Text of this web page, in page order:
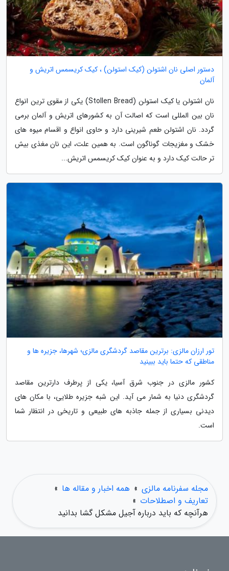
دستور اصلی نان اشتولن (کیک استولن) ، کیک کریسمس اتریش و
آلمان
نان اشتولن یا کیک استولن (Stollen Bread) یکی از مقوی ترین انواع
نان بین المللی است که اصالت آن به کشورهای اتریش و آلمان برمی
گردد. نان اشتولن طعم شیرینی دارد و حاوی انواع و اقسام میوه های
خشک و مغزیجات گوناگون است. به همین علت، این نان مغذی بیش
تر حالت کیک دارد و به عنوان کیک کریسمس اتریش...
تور ارزان مالزی: برترین مقاصد گردشگری مالزی؛ شهرها، جزیره ها و
مناطقی که حتما باید ببینید
کشور مالزی در جنوب شرق آسیا، یکی از پرطرف دارترین مقاصد
گردشگری دنیا به شمار می آید. این شبه جزیره طلایی، با مکان های
دیدنی بسیاری از جمله جاذبه های طبیعی و تاریخی در انتظار شما
است.
مجله سفرنامه مالزی » همه اخبار و مقاله ها »
تعاریف و اصطلاحات »
هرآنچه که باید درباره آجیل مشکل گشا بدانید